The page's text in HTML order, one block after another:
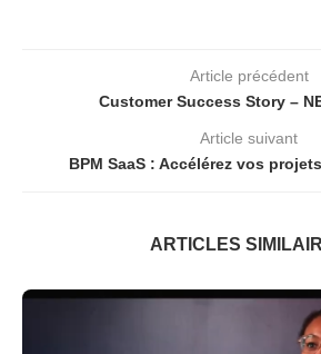
Article précédent
Customer Success Story –
Article suivant
BPM SaaS : Accélérez vos
ARTICLES